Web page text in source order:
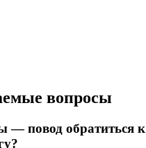
вопросы
— повод обратиться к